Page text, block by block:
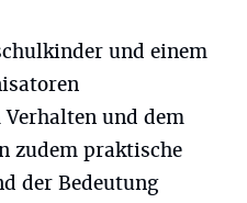
und einem
und dem
zudem praktische
der Bedeutung